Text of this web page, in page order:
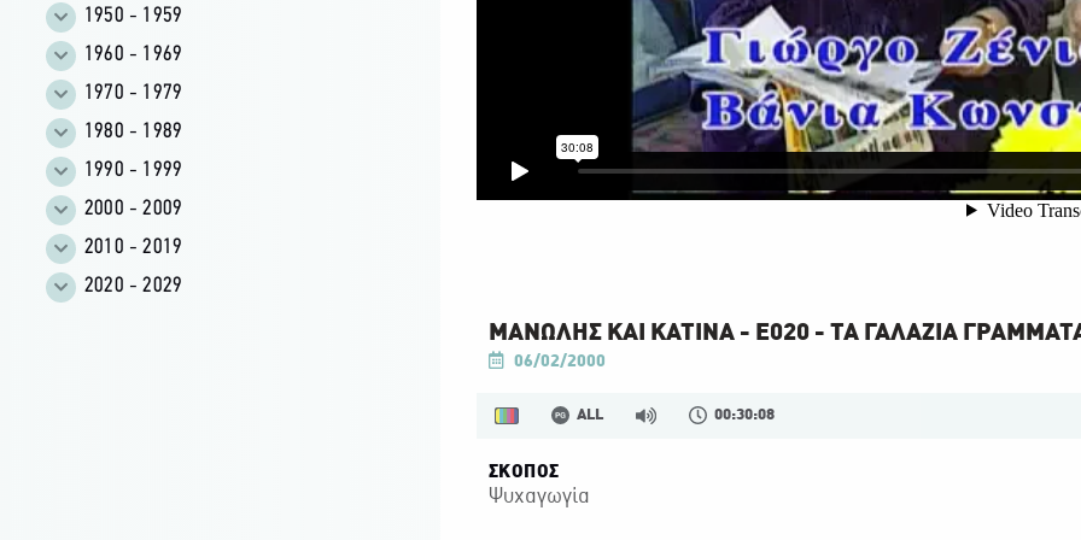
1950 - 1959
1960 - 1969
1970 - 1979
1980 - 1989
1990 - 1999
2000 - 2009
2010 - 2019
2020 - 2029
ΜΑΝΩΛΗΣ ΚΑΙ ΚΑΤΙΝΑ - Ε020 - ΤΑ ΓΑΛΑΖΙΑ
06/02/2000
ALL 00:30:08
ΣΚΟΠΟΣ
Ψυχαγωγία